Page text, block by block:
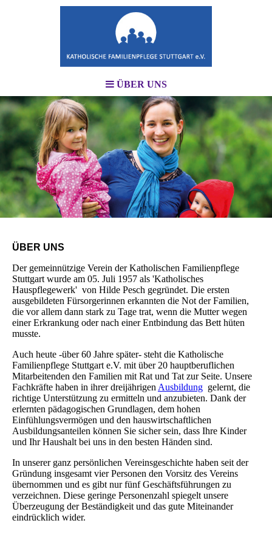
ÜBER UNS
ÜBER UNS
Der gemeinnützige Verein der Katholischen Familienpflege
Stuttgart wurde am 05. Juli 1957 als 'Katholisches
Hauspflegewerk' von Hilde Pesch gegründet. Die ersten
ausgebildeten Fürsorgerinnen erkannten die Not der Familien,
die vor allem dann stark zu Tage trat, wenn die Mutter wegen
einer Erkrankung oder nach einer Entbindung das Bett hüten
musste.
Auch heute -über 60 Jahre später- steht die Katholische
Familienpflege Stuttgart e.V. mit über 20 hauptberuflichen
Mitarbeitenden den Familien mit Rat und Tat zur Seite. Unsere
Fachkräfte haben in ihrer dreijährigen Ausbildung gelernt, die
richtige Unterstützung zu ermitteln und anzubieten. Dank der
erlernten pädagogischen Grundlagen, dem hohen
Einfühlungsvermögen und den hauswirtschaftlichen
Ausbildungsanteilen können Sie sicher sein, dass Ihre Kinder
und Ihr Haushalt bei uns in den besten Händen sind.
In unserer ganz persönlichen Vereinsgeschichte haben seit der
Gründung insgesamt vier Personen den Vorsitz des Vereins
übernommen und es gibt nur fünf Geschäftsführungen zu
verzeichnen. Diese geringe Personenzahl spiegelt unsere
Überzeugung der Beständigkeit und das gute Miteinander
eindrücklich wider.